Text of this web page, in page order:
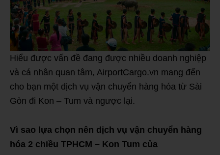
Hiểu được vấn đề đang được nhiều doanh nghiệp
và cá nhân quan tâm, AirportCargo.vn mang đến
cho bạn một dịch vụ vận chuyển hàng hóa từ Sài
Gòn đi Kon – Tum và ngược lại.
Vì sao lựa chọn nên dịch vụ vận chuyển hàng
hóa 2 chiều TPHCM – Kon Tum của